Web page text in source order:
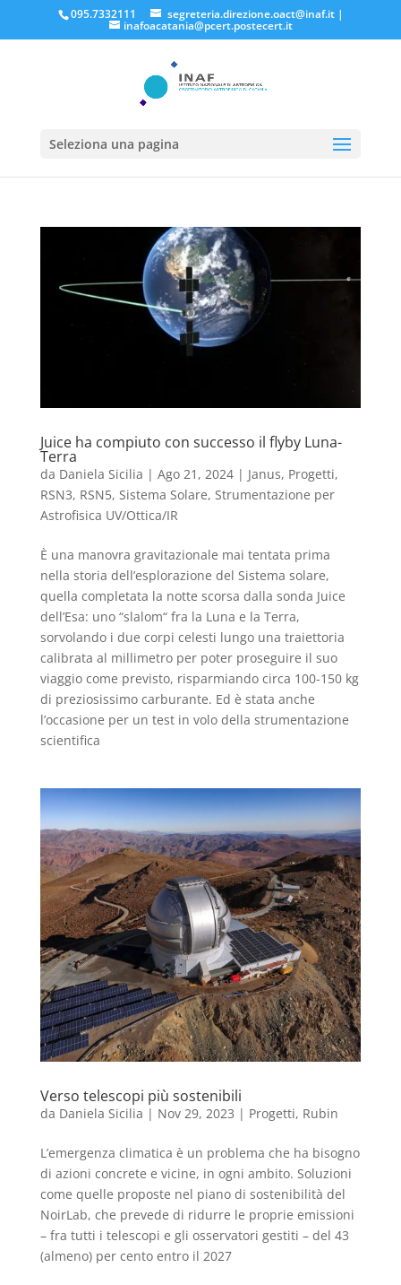
095.7332111 segreteria.direzione.oact@inaf.it|
inafoacatania@pcert.postecert.it
Seleziona una pagina
Juice ha compiuto con successo il flyby Luna-
Terra
da Daniela Sicilia | Ago 21, 2024| Janus, Progetti,
RSN3, RSN5, Sistema Solare, Strumentazione per
Astrofisica UV/Ottica/IR
È una manovra gravitazionale mai tentata prima
nella storia dell’esplorazione del Sistema solare,
quella completata la notte scorsa dalla sonda Juice
dell’Esa: uno “slalom“ fra la Luna e la Terra,
sorvolando i due corpi celesti lungo una traiettoria
calibrata al millimetro per poter proseguire il suo
viaggio come previsto, risparmiando circa 100-150 kg
di preziosissimo carburante. Ed è stata anche
l’occasione per un test in volo della strumentazione
scientifica
Verso telescopi più sostenibili
da Daniela Sicilia | Nov 29, 2023 | Progetti, Rubin
L’emergenza climatica è un problema che ha bisogno
di azioni concrete e vicine, in ogni ambito. Soluzioni
come quelle proposte nel piano di sostenibilità del
NoirLab, che prevede di ridurre le proprie emissioni
– fra tutti i telescopi e gli osservatori gestiti – del 43
(almeno) per cento entro il 2027